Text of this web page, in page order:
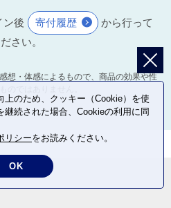
ン後 寄付履歴
から行って
さい。
想・体感によるもので、商品の効果や性
上のため、クッキー（Cookie）を使
続された場合、Cookieの利用に同
リシーをお読みください。
OK